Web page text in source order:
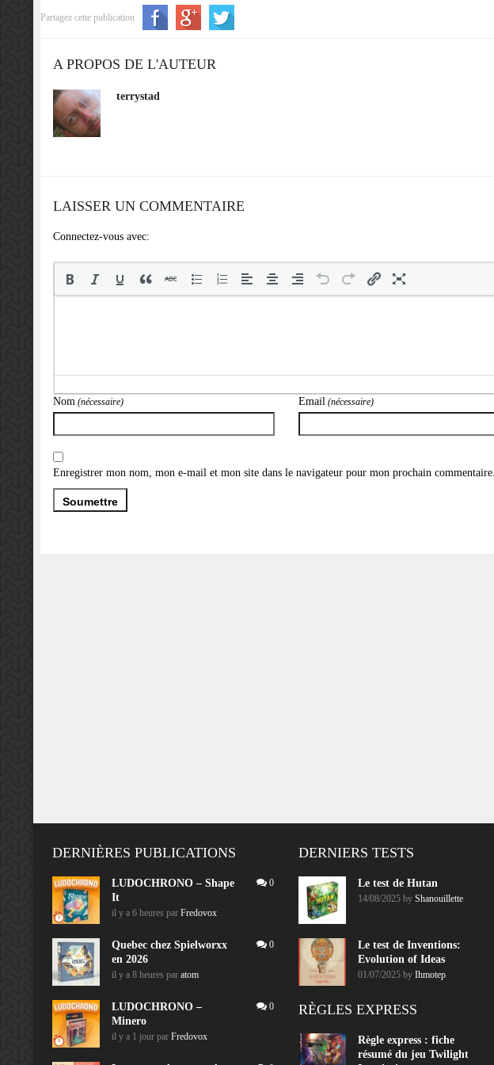
Partagez cette publication
A PROPOS DE L'AUTEUR
terrystad
LAISSER UN COMMENTAIRE
Connectez-vous avec:
Nom(nécessaire) Email(nécessaire)
Enregistrer mon nom, mon e-mail et mon site dans le navigateur pour mon prochain commentaire.
DERNIÈRES PUBLICATIONS
LUDOCHRONO – Shape
It
il y a 6 heures par Fredovox
0
Quebec chez Spielworxx
en 2026
il y a 8 heures par atom
0
LUDOCHRONO –
Minero
il y a 1 jour par Fredovox
0
DERNIERS TESTS
Le test de Hutan
14/08/2025 by Shanouillette
Le test de Inventions:
Evolution of Ideas
01/07/2025 by Ihmotep
RÈGLES EXPRESS
Règle express : fiche
résumé du jeu Twilight